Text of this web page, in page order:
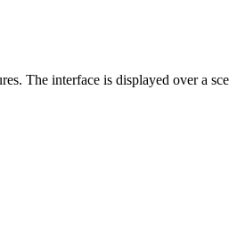
The interface is displayed over a